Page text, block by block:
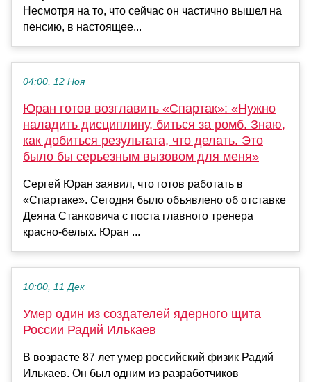
Несмотря на то, что сейчас он частично вышел на
пенсию, в настоящее...
04:00, 12 Ноя
Юран готов возглавить «Спартак»: «Нужно
наладить дисциплину, биться за ромб. Знаю,
как добиться результата, что делать. Это
было бы серьезным вызовом для меня»
Сергей Юран заявил, что готов работать в
«Спартаке». Сегодня было объявлено об отставке
Деяна Станковича с поста главного тренера
красно-белых. Юран ...
10:00, 11 Дек
Умер один из создателей ядерного щита
России Радий Илькаев
В возрасте 87 лет умер российский физик Радий
Илькаев. Он был одним из разработчиков